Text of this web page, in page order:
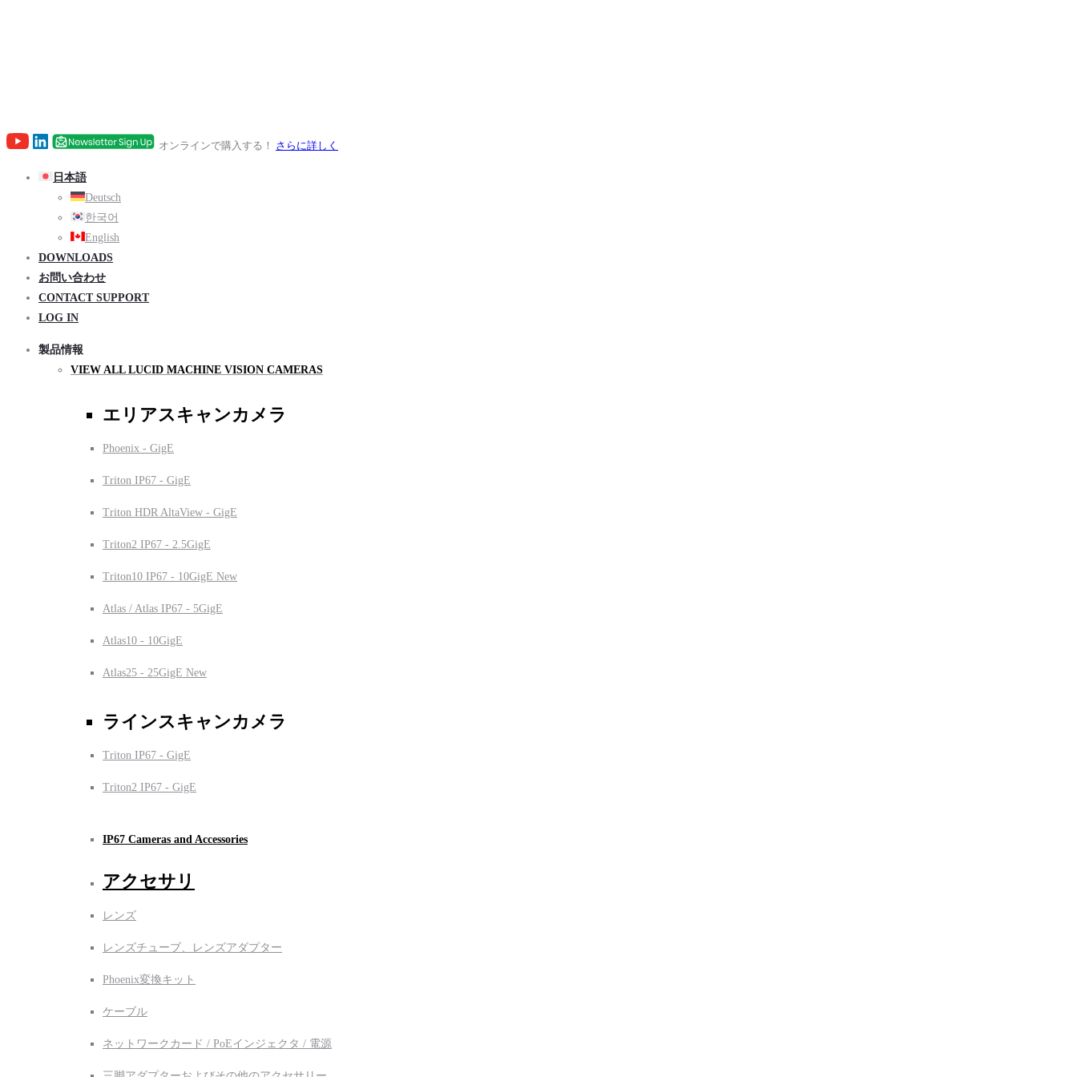
オンラインで購入する！ さらに詳しく
日本語
Deutsch
한국어
English
DOWNLOADS
お問い合わせ
CONTACT SUPPORT
LOG IN
製品情報
VIEW ALL LUCID MACHINE VISION CAMERAS
エリアスキャンカメラ
Phoenix - GigE
Triton IP67 - GigE
Triton HDR AltaView - GigE
Triton2 IP67 - 2.5GigE
Triton10 IP67 - 10GigE New
Atlas / Atlas IP67 - 5GigE
Atlas10 - 10GigE
Atlas25 - 25GigE New
ラインスキャンカメラ
Triton IP67 - GigE
Triton2 IP67 - GigE
IP67 Cameras and Accessories
アクセサリ
レンズ
レンズチューブ、レンズアダプター
Phoenix変換キット
ケーブル
ネットワークカード / PoEインジェクタ / 電源